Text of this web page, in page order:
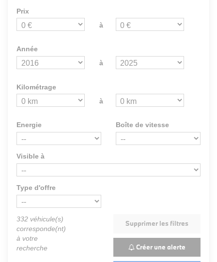
Prix
à
Année
à
Kilométrage
à
Energie Boîte de vitesse
Visible à
Type d'offre
332 véhicule(s)
corresponde(nt)
à votre
recherche
Supprimer les filtres
Créer une alerte